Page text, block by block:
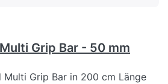
Grip Bar - 50 mm
Multi Grip Bar in 200 cm Länge